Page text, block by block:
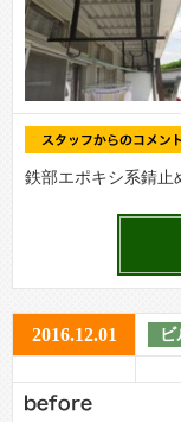
鉄部エポキシ系錆止
2016.12.01